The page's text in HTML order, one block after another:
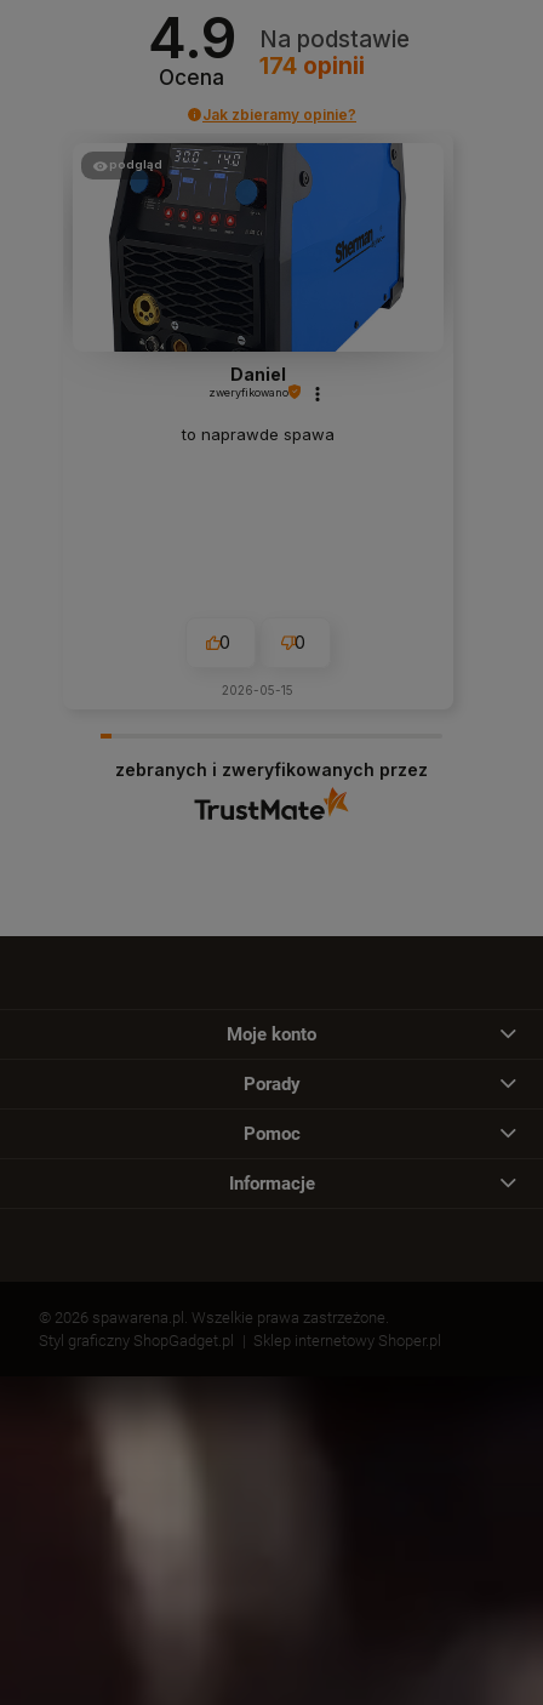
4.9
Ocena
Na podstawie
174opinii
Jak zbieramy opinie?
podgląd
Daniel
zweryfikowano
to naprawde spawa
0 0
2026-05-15
zebranych i zweryfikowanych przez
Moje konto
Porady
Pomoc
Informacje
© 2026 spawarena.pl. Wszelkie prawa zastrzeżone.
Styl graficzny ShopGadget.pl
Sklep internetowy Shoper.pl